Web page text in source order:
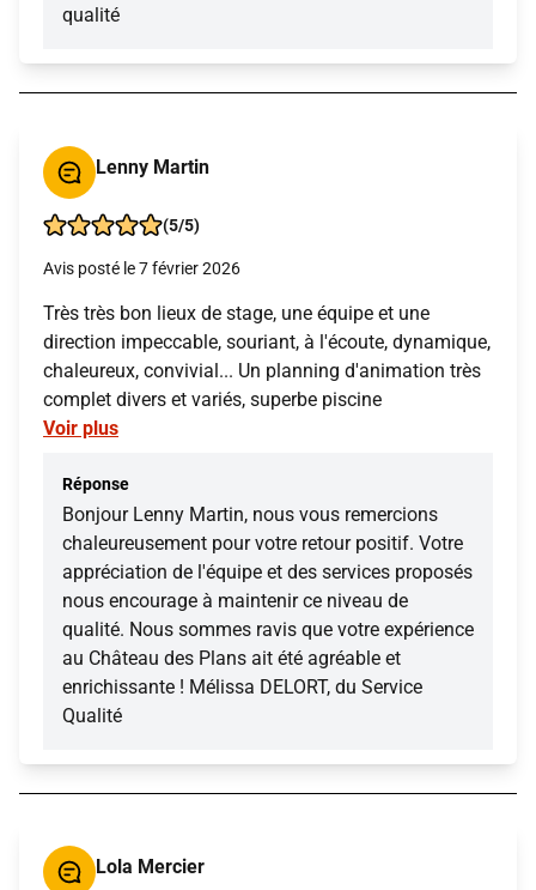
qualité
Lenny Martin
(5/5)
Avis posté le 7 février 2026
Très très bon lieux de stage, une équipe et une
direction impeccable, souriant, à l'écoute, dynamique,
chaleureux, convivial... Un planning d'animation très
complet divers et variés, superbe piscine
Voir plus
Réponse
Bonjour Lenny Martin, nous vous remercions
chaleureusement pour votre retour positif. Votre
appréciation de l'équipe et des services proposés
nous encourage à maintenir ce niveau de
qualité. Nous sommes ravis que votre expérience
au Château des Plans ait été agréable et
enrichissante ! Mélissa DELORT, du Service
Qualité
Lola Mercier